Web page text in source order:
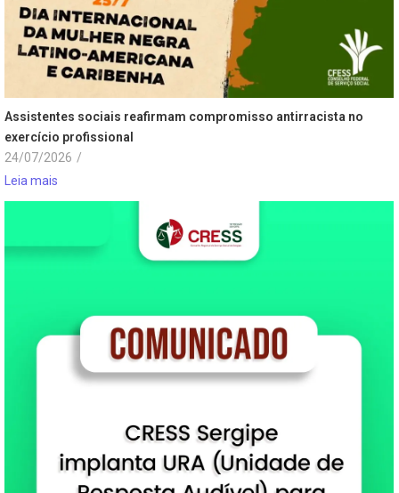
Assistentes sociais reafirmam compromisso antirracista no
exercício profissional
24/07/2026 /
Leia mais